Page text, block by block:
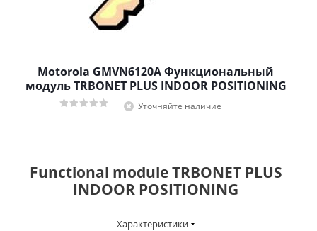
Motorola GMVN6120A Функциональный
модуль TRBONET PLUS INDOOR POSITIONING
Уточняйте наличие
Functional module TRBONET PLUS
INDOOR POSITIONING
Характеристики